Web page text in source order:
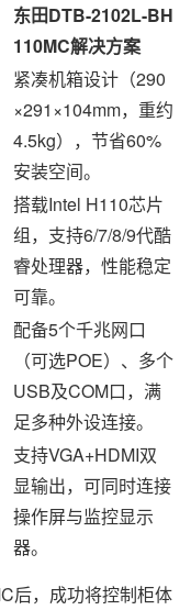
东田DTB-2102L-BH
110MC解决方案
紧凑机箱设计（290
×291×104mm，重约
4.5kg），节省60%
安装空间。
搭载Intel H110芯片
组，支持6/7/8/9代酷
睿处理器，性能稳定
可靠。
配备5个千兆网口
（可选POE）、多个
USB及COM口，满
足多种外设连接。
支持VGA+HDMI双
显输出，可同时连接
操作屏与监控显示
器。
，成功将控制柜体